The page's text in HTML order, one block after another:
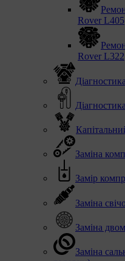
Rover L405
Rover L322
Заміна
Замір
Заміна
Заміна
Заміна